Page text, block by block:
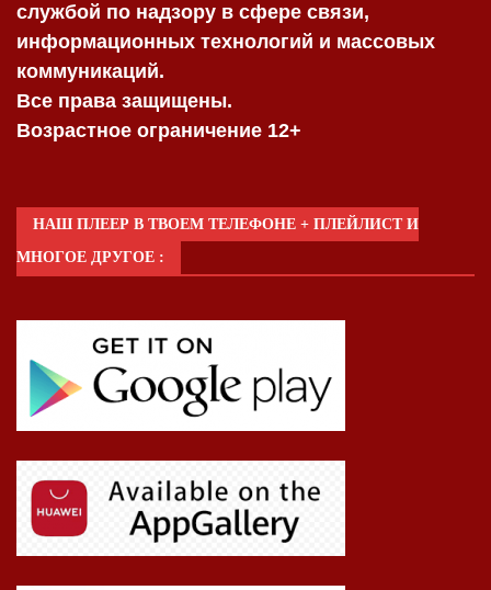
службой по надзору в сфере связи,
информационных технологий и массовых
коммуникаций.
Все права защищены.
Возрастное ограничение 12+
НАШ ПЛЕЕР В ТВОЕМ ТЕЛЕФОНЕ + ПЛЕЙЛИСТ И
МНОГОЕ ДРУГОЕ :